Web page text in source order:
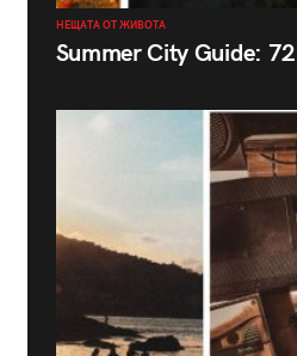
НЕЩАТА ОТ ЖИВОТА
Summer City Guide: